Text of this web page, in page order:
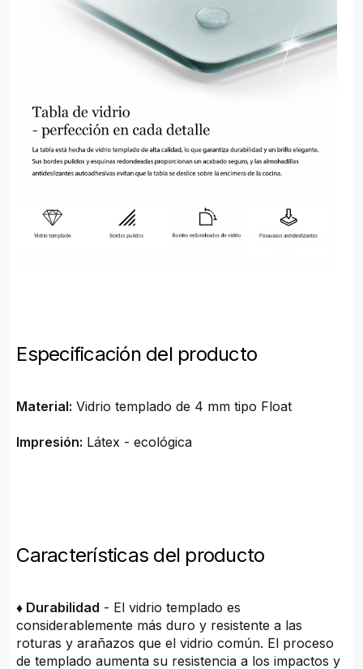
Especificación del producto
Material: Vidrio templado de 4 mm tipo Float
Impresión: Látex - ecológica
Características del producto
♦ Durabilidad - El vidrio templado es
considerablemente más duro y resistente a las
roturas y arañazos que el vidrio común. El proceso
de templado aumenta su resistencia a los impactos y